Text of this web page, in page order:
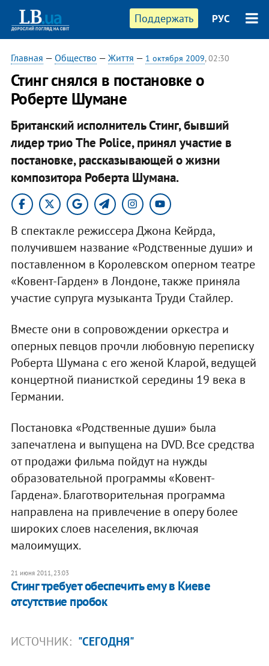
Поддержать РУС
Главная — Общество — Життя — 1 октября 2009, 02:30
Стинг снялся в постановке о
Роберте Шумане
Британский исполнитель Стинг, бывший
лидер трио The Police, принял участие в
постановке, рассказывающей о жизни
композитора Роберта Шумана.
В спектакле режиссера Джона Кейрда,
получившем название «Родственные души» и
поставленном в Королевском оперном театре
«Ковент-Гарден» в Лондоне, также приняла
участие супруга музыканта Труди Стайлер.
Вместе они в сопровождении оркестра и
оперных певцов прочли любовную переписку
Роберта Шумана с его женой Кларой, ведущей
концертной пианисткой середины 19 века в
Германии.
Постановка «Родственные души» была
запечатлена и выпущена на DVD. Все средства
от продажи фильма пойдут на нужды
образовательной программы «Ковент-
Гардена». Благотворительная программа
направлена на привлечение в оперу более
широких слоев населения, включая
малоимущих.
21 июня 2011, 23:03
Стинг требует обеспечить ему в Киеве
отсутствие пробок
ИСТОЧНИК: "СЕГОДНЯ"